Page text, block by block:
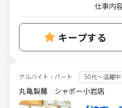
仕事内
キープする
アルバイト・パート 50代～活躍中
丸亀製麺 シャポー小岩店